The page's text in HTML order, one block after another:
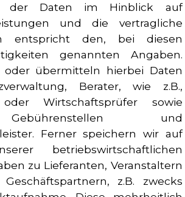
der Daten im Hinblick auf
und die vertragliche
entspricht den, bei diesen
genannten Angaben.
oder übermitteln hierbei Daten
Berater, wie z.B.,
oder Wirtschaftsprüfer sowie
und
Ferner speichern wir auf
betriebswirtschaftlichen
zu Lieferanten, Veranstaltern
z.B. zwecks